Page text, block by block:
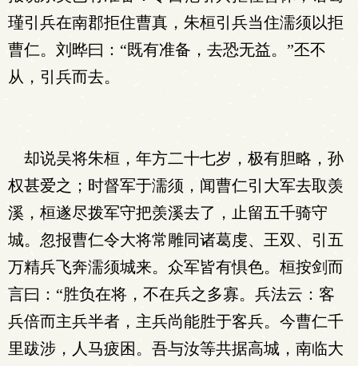
瑾引兵在南郡拒住曹真，朱桓引兵当住濡须以拒
曹仁。刘晔曰：“既有准备，去恐无益。”丕不
从，引兵而去。
却说吴将朱桓，年方二十七岁，极有胆略，孙
权甚爱之；时督军于濡须，闻曹仁引大军去取羡
溪，桓遂尽拨军守把羡溪去了，止留五千骑守
城。忽报曹仁令大将常雕同诸葛虔、王双、引五
万精兵飞奔濡须城来。众军皆有惧色。桓按剑而
言曰：“胜负在将，不在兵之多寡。兵法云：客
兵倍而主兵半者，主兵尚能胜于客兵。今曹仁千
里跋涉，人马疲困。吾与汝等共据高城，南临大